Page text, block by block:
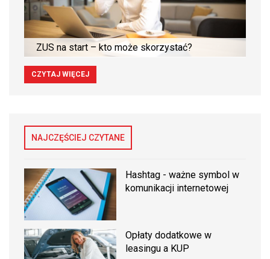
ZUS na start – kto może skorzystać?
CZYTAJ WIĘCEJ
NAJCZĘŚCIEJ CZYTANE
Hashtag - ważne symbol w
komunikacji internetowej
Opłaty dodatkowe w
leasingu a KUP